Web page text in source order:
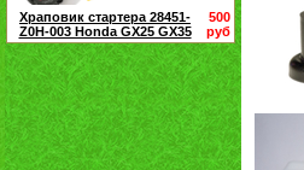
Храповик стартера 28451-
Z0H-003 Honda GX25 GX35
500
руб